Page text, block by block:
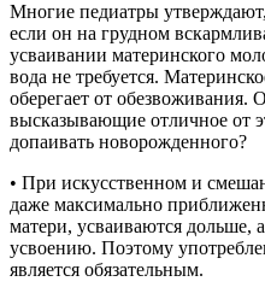
Многие педиатры
если он на грудном
усваивании материнского
вода не требуется.
оберегает от обезвоживания.
высказывающие отличное от
допаивать новорожденного?
• При искусственном и
даже максимально
матери, усваиваются дольше,
усвоению. Поэтому
является обязательным.